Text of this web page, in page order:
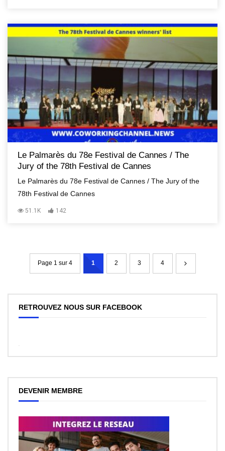
Le Palmarès du 78e Festival de Cannes / The
Jury of the 78th Festival de Cannes
Le Palmarès du 78e Festival de Cannes / The Jury of the
78th Festival de Cannes
51.1K 142
Page 1 sur 4 1 2 3 4
RETROUVEZ NOUS SUR FACEBOOK
WordPress
DEVENIR MEMBRE